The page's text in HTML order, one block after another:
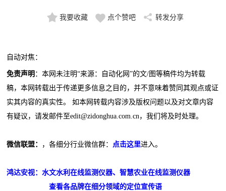
我要收藏 点个赞吧 转发分享
自动对焦：
免责声明 ：本网未注明“来源：自动化网”的文/图等稿件均为转载
稿，本网转载出于传递更多信息之目的，并不意味着赞同其观点或证
实其内容的真实性。 如本网转载内容涉及版权问题以及对文章内容
有疑议，请发邮件至edit@zidonghua.com.cn，我们将及时处理。
微信联盟： ，各细分行业微信群： 点击这里进入。
鸿达安视：水文水利在线监测仪器、智慧农业在线监测仪器
查看各品牌在细分领域的定位宣传语